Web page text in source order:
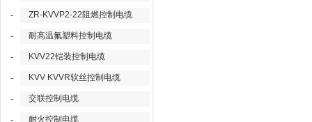
- ZR-KVVP2-22阻燃控制电缆
- 耐高温氟塑料控制电缆
- KVV22铠装控制电缆
- KVV KVVR软丝控制电缆
- 交联控制电缆
- 耐火控制电缆